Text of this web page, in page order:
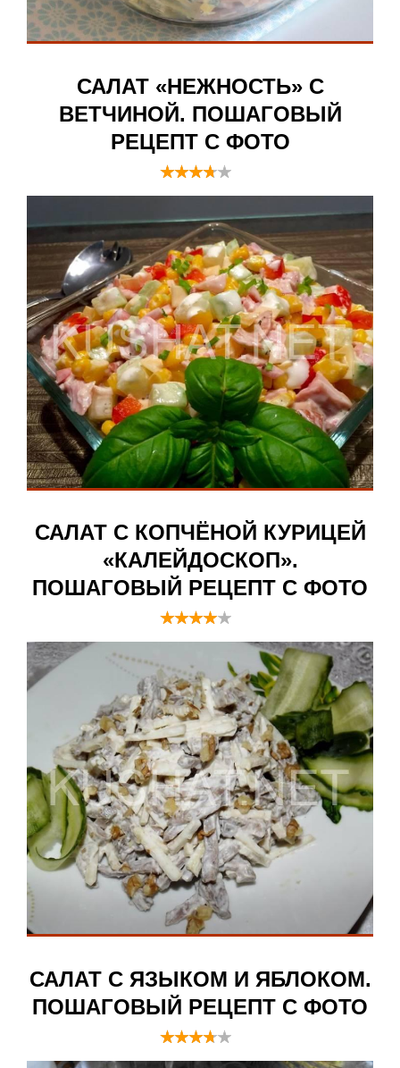
САЛАТ «НЕЖНОСТЬ» С
ВЕТЧИНОЙ. ПОШАГОВЫЙ
РЕЦЕПТ С ФОТО
САЛАТ С КОПЧЁНОЙ КУРИЦЕЙ
«КАЛЕЙДОСКОП».
ПОШАГОВЫЙ РЕЦЕПТ С ФОТО
САЛАТ С ЯЗЫКОМ И ЯБЛОКОМ.
ПОШАГОВЫЙ РЕЦЕПТ С ФОТО